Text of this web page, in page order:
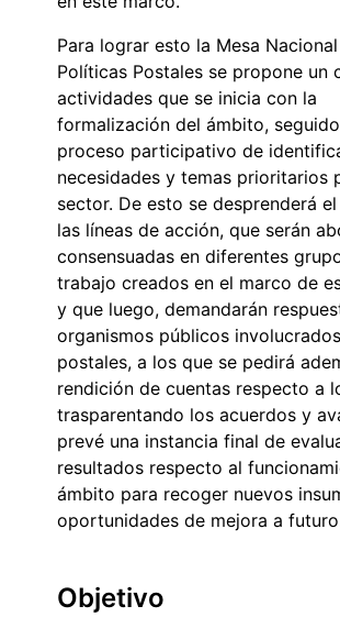
Para lograr esto la Mesa
Políticas Postales se propone un
actividades que se inicia con la
formalización del ámbito,
proceso participativo de
necesidades y temas prioritarios
sector. De esto se desprenderá
las líneas de acción, que serán
consensuadas en diferentes
trabajo creados en el marco de
y que luego, demandarán
organismos públicos
postales, a los que se pedirá
rendición de cuentas respecto a
trasparentando los acuerdos y
prevé una instancia final de
resultados respecto al
ámbito para recoger nuevos
oportunidades de mejora a
Objetivo